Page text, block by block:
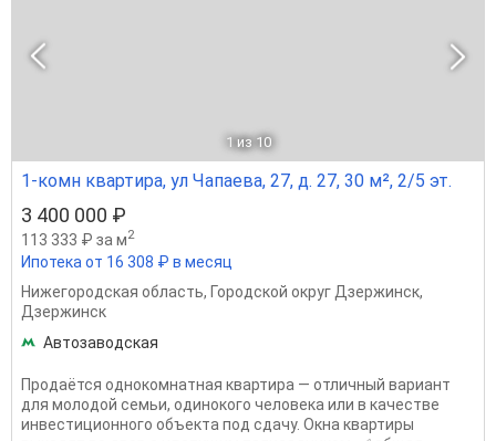
1 из 10
1-комн квартира, ул Чапаева, 27, д. 27, 30 м², 2/5 эт.
3 400 000 ₽
113 333 ₽ за м2
Ипотека от 16 308 ₽ в месяц
Нижегородская область, Городской округ Дзержинск,
Дзержинск
Автозаводская
Продаётся однокомнатная квартира — отличный вариант
для молодой семьи, одинокого человека или в качестве
инвестиционного объекта под сдачу. Окна квартиры